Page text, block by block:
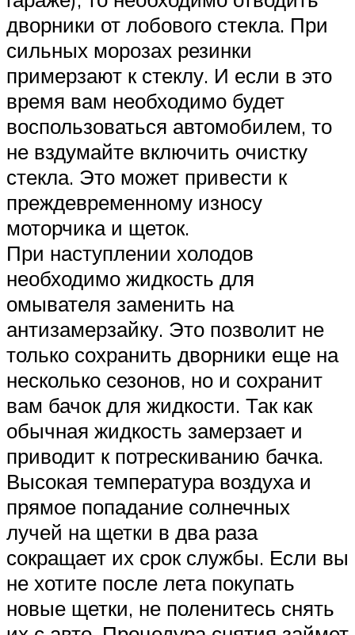
дворники от лобового стекла. При
сильных морозах резинки
примерзают к стеклу. И если в это
время вам необходимо будет
воспользоваться автомобилем, то
не вздумайте включить очистку
стекла. Это может привести к
преждевременному износу
моторчика и щеток.
При наступлении холодов
необходимо жидкость для
омывателя заменить на
антизамерзайку. Это позволит не
только сохранить дворники еще на
несколько сезонов, но и сохранит
вам бачок для жидкости. Так как
обычная жидкость замерзает и
приводит к потрескиванию бачка.
Высокая температура воздуха и
прямое попадание солнечных
лучей на щетки в два раза
сокращает их срок службы. Если вы
не хотите после лета покупать
новые щетки, не поленитесь снять